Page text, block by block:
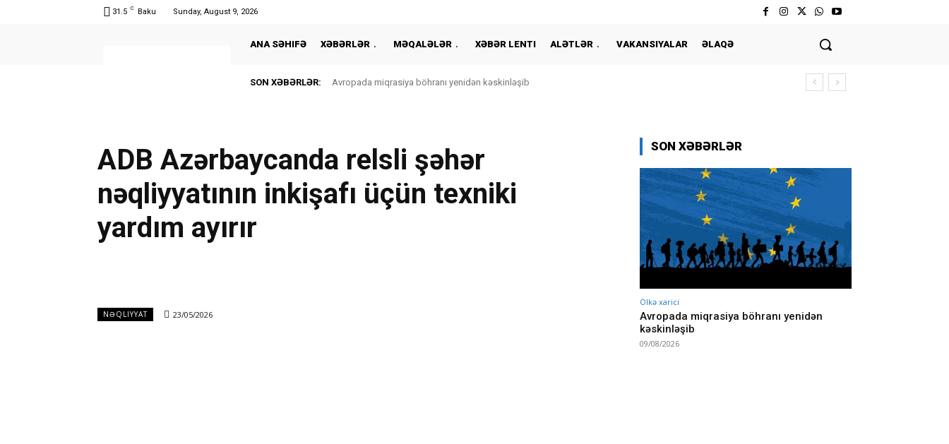
31.5 C Baku Sunday, August 9, 2026
ANA SƏHIFƏ XƏBƏRLƏR MƏQALƏLƏR XƏBƏR LENTI ALƏTLƏR VAKANSIYALAR ƏLAQƏ
SON XƏBƏRLƏR: Avropada miqrasiya böhranı yenidən kəskinləşib
ADB Azərbaycanda relsli şəhər
nəqliyyatının inkişafı üçün texniki
yardım ayırır
NƏQLIYYAT 23/05/2026
SON XƏBƏRLƏR
Ölkə xarici
Avropada miqrasiya böhranı yenidən
kəskinləşib
09/08/2026